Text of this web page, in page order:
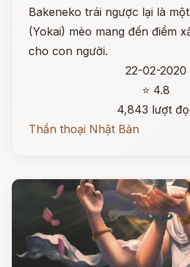
Bakeneko trái ngược lại là
(Yokai) mèo mang đến điềm
cho con người.
22-02-2020
⭐ 4.8
4,843 lượt
Thần thoại Nhật Bản